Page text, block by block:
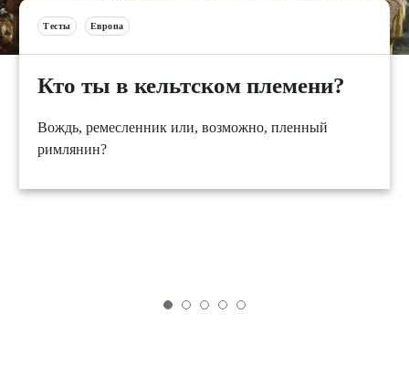
Тесты Европа
Кто ты в кельтском племени?
Вождь, ремесленник или, возможно, пленный
римлянин?